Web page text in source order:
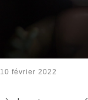
10 février 2022